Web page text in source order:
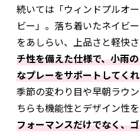
続いては「ウィンドプルオ
ビー」。落ち着いたネイビ
をあしらい、上品さと軽快さ
チ性を備えた仕様で、小雨
なプレーをサポートしてく
季節の変わり目や早朝ラウ
ちらも機能性とデザイン性を
フォーマンスだけでなく、